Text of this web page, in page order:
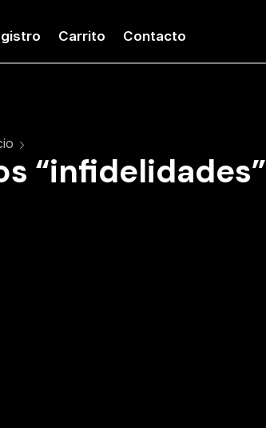
Carrito Contacto
“infidelidades”